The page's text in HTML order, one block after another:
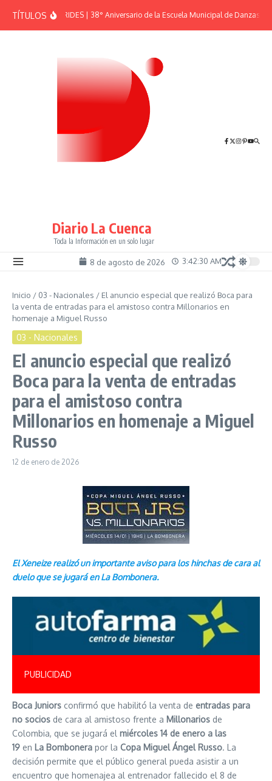
TÍTULOSEFEMÉRIDES | 38° Aniversario de la Escuela Municipal de Danzas “El
Diario La Cuenca
Toda la Información en un solo lugar
8 de agosto de 2026 3:42:30 AM
Inicio / 03 - Nacionales / El anuncio especial que realizó Boca para
la venta de entradas para el amistoso contra Millonarios en
homenaje a Miguel Russo
03 - Nacionales
El anuncio especial que realizó
Boca para la venta de entradas
para el amistoso contra
Millonarios en homenaje a Miguel
Russo
12 de enero de 2026
El Xeneize realizó un importante aviso para los hinchas de cara al
duelo que se jugará en La Bombonera.
PUBLICIDAD
Boca Juniors confirmó que habilitó la venta de entradas para
no socios de cara al amistoso frente a Millonarios de
Colombia, que se jugará el miércoles 14 de enero a las
19 en La Bombonera por la Copa Miguel Ángel Russo. La
decisión permite que el público general pueda asistir a un
encuentro que homenajea al entrenador fallecido el 8 de